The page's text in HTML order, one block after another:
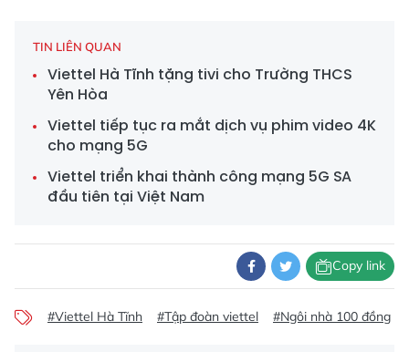
TIN LIÊN QUAN
Viettel Hà Tĩnh tặng tivi cho Trường THCS
Yên Hòa
Viettel tiếp tục ra mắt dịch vụ phim video 4K
cho mạng 5G
Viettel triển khai thành công mạng 5G SA
đầu tiên tại Việt Nam
Copy link
#Viettel Hà Tĩnh #Tập đoàn viettel #Ngôi nhà 100 đồng